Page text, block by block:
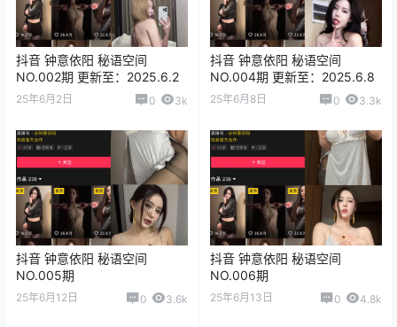
抖音 钟意依阳 秘语空间
NO.002期 更新至：2025.6.2
25年6月2日 0 3k
抖音 钟意依阳 秘语空间
NO.004期 更新至：2025.6.8
25年6月8日 0 3.3k
抖音 钟意依阳 秘语空间
NO.005期
25年6月12日 0 3.6k
抖音 钟意依阳 秘语空间
NO.006期
25年6月13日 0 4.8k